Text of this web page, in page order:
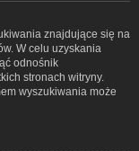
znajdujące się na
W celu uzyskania
odnośnik
stronach witryny.
wyszukiwania może